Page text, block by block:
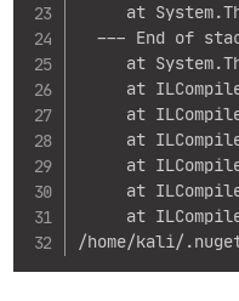
at
--- End of
at
at
at
at
at
at
at
/home/kali/